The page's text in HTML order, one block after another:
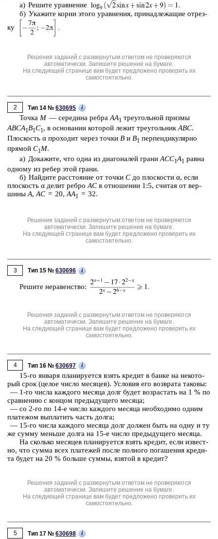
а) Ре­ши­те урав­не­ние
б) Ука­жи­те корни этого урав­не­ния, при­над­ле­жа­щие от­рез­
ку
Решения заданий с развернутым ответом не проверяются
автоматически. Запишите решение на бумаге.
На следующей странице вам будет предложено проверить их
самостоятельно.
2 Тип 14 № 630695 i
Точка M — се­ре­ди­на ребра AA1 тре­уголь­ной приз­мы
ABCA1B1C1, в ос­но­ва­нии ко­то­рой лежит тре­уголь­ник ABC.
Плос­кость α про­хо­дит через точки B и B1 пер­пен­ди­ку­ляр­но
пря­мой C1 M.
а) До­ка­жи­те, что одна из диа­го­на­лей грани ACC1A1 равна
од­но­му из ребер этой грани.
б) Най­ди­те рас­сто­я­ние от точки C до плос­ко­сти α, если
плос­кость α делит ребро AC в от­но­ше­нии 1:5, счи­тая от вер­
ши­ны A, AC = 20, AA1 = 32.
Решения заданий с развернутым ответом не проверяются
автоматически. Запишите решение на бумаге.
На следующей странице вам будет предложено проверить их
самостоятельно.
3 Тип 15 № 630696 i
Ре­ши­те не­ра­вен­ство:
Решения заданий с развернутым ответом не проверяются
автоматически. Запишите решение на бумаге.
На следующей странице вам будет предложено проверить их
самостоятельно.
4 Тип 16 № 630697 i
15-го ян­ва­ря пла­ни­ру­ет­ся взять кре­дит в банке на не­ко­то­
рый срок (целое число ме­ся­цев). Усло­вия его воз­вра­та та­ко­вы:
— 1-го числа каж­до­го ме­ся­ца долг будет воз­рас­тать на 1 % по
срав­не­нию с кон­цом преды­ду­ще­го ме­ся­ца;
— со 2-го по 14-е число каж­до­го ме­ся­ца не­об­хо­ди­мо одним
пла­те­жом вы­пла­тить часть долга;
— 15-го числа каж­до­го ме­ся­ца долг дол­жен быть на одну и ту
же сумму мень­ше долга на 15-е число преды­ду­ще­го ме­ся­ца.
На сколь­ко ме­ся­цев пла­ни­ру­ет­ся взять кре­дит, если из­вест­
но, что сумма всех пла­те­жей после пол­но­го по­га­ше­ния кре­ди­
та будет на 20 % боль­ше суммы, взя­той в кре­дит?
Решения заданий с развернутым ответом не проверяются
автоматически. Запишите решение на бумаге.
На следующей странице вам будет предложено проверить их
самостоятельно.
5 Тип 17 № 630698 i